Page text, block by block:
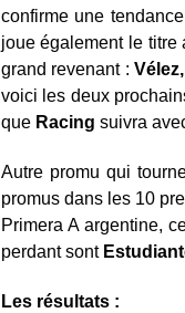
confirme une
joue également le
grand revenant :Vélez,
voici les deux
que Racing suivra
Autre promu qui
promus dans les 10
Primera A argentine,
perdant sont
Les résultats :